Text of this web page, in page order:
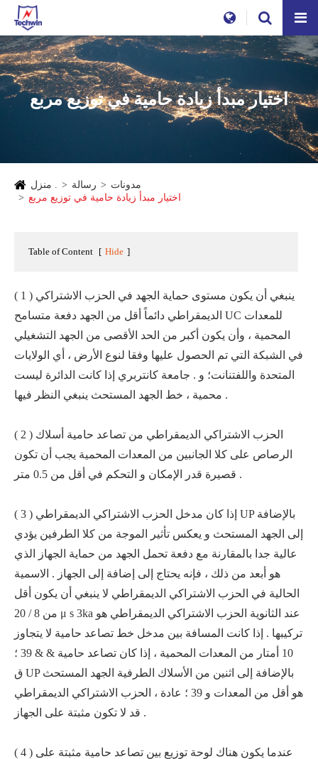
اختيار مبدأ زيادة حامية في توزيع مربع
منزل . رسالة
مدونات
اختيار مبدأ زيادة حامية في توزيع مربع
Table of Content [ Hide ]
( 1 ) ينبغي أن يكون مستوى حماية الجهد في الحزب الاشتراكي
الديمقراطي دائماً أقل من الجهد دفعة متسامح UC للمعدات
المحمية ، وأن يكون أكبر من الحد الأقصى من الجهد التشغيلي
في الشبكة التي تم الحصول عليها وفقا لنوع الأرض ، أي الولايات
المتحدة واللفتنانت؛ و . جامعة كانتربري إذا كانت الدائرة ليست
محمية ، خط الجهد المستحث ينبغي النظر فيها .
( 2 ) الحزب الاشتراكي الديمقراطي من تصاعد حامية أسلاك
الرصاص على كلا الجانبين من المعدات المحمية يجب أن تكون
قصيرة قدر الإمكان و التحكم في أقل من 0.5 متر .
( 3 ) إذا كان مدخل الحزب الاشتراكي الديمقراطي UP بالإضافة
إلى الجهد المستحث و يعكس تأثير الموجة من كلا الطرفين يؤدي
عالية جدا بالمقارنة مع دفعة تحمل الجهد من حماية الجهاز الذي
هو أبعد من ذلك ، فإنه يحتاج إلى إضافة إلى الجهاز . الاسمية
الحالية في الحزب الاشتراكي الديمقراطي لا ينبغي أن يكون أقل
من 8 / 20 μ s 3ka عند الثانوية الحزب الاشتراكي الديمقراطي هو
تركيبها . إذا كانت المسافة بين مدخل خط تصاعد حامية لا يتجاوز
10 أمتار من المعدات المحمية ، إذا كان تصاعد حامية & & 39 ؛
ق UP بالإضافة إلى اثنين من الأسلاك الطرفية الجهد المستحث
هو أقل من المعدات و 39 ؛ عادة ، الحزب الاشتراكي الديمقراطي
قد لا تكون مثبتة على الجهاز .
( 4 ) عندما يكون هناك لوحة توزيع بين تصاعد حامية مثبتة على